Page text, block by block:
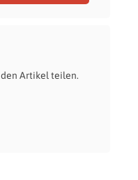
Artikel teilen.